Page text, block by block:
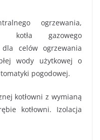
ogrzewania,
kotła gazowego
dla celów ogrzewania
wody użytkowej o
pogodowej.
kotłowni z wymianą
kotłowni. Izolacja